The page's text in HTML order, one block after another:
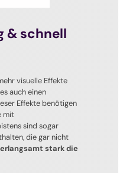
& schnell
visuelle Effekte
auch einen
Effekte benötigen
mit
sind sogar
die gar nicht
stark die